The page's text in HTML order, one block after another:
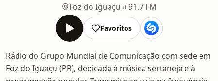
Foz do Iguaçu
91.7 FM
Favoritos
Rádio do Grupo Mundial de Comunicação com sede em
Foz do Iguaçu (PR), dedicada à música sertaneja e à